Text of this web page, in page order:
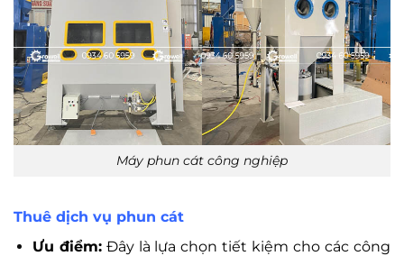
Máy phun cát công nghiệp
Thuê dịch vụ phun cát
Ưu điểm:Đây là lựa chọn tiết kiệm cho các công